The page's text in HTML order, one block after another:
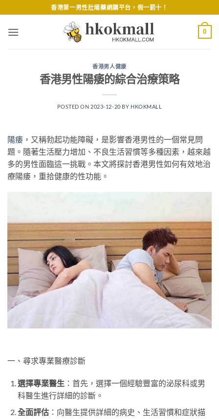
to
content
香港第一男性壯陽藥網購平台，假一罰十！
0
香港男人健康
香港男性陽痿的綜合治療策略
POSTED ON 2023-12-20 BY HKOKMALL
陽痿 ，又稱勃起功能障礙，是影響香港男性的一個常見問
題。隨著生活壓力增加、不良生活習慣等多種因素，越來越
多的男性面臨這一挑戰。本文將探討香港男性如何有效地治
療陽痿，重拾健康的性功能。
一、尋求專業醫療診斷
選擇專業醫生 ：首先，選擇一個經驗豐富的泌尿科或男
科醫生進行詳細的診斷。
全面評估：向醫生提供詳細的病史、生活習慣和症狀描